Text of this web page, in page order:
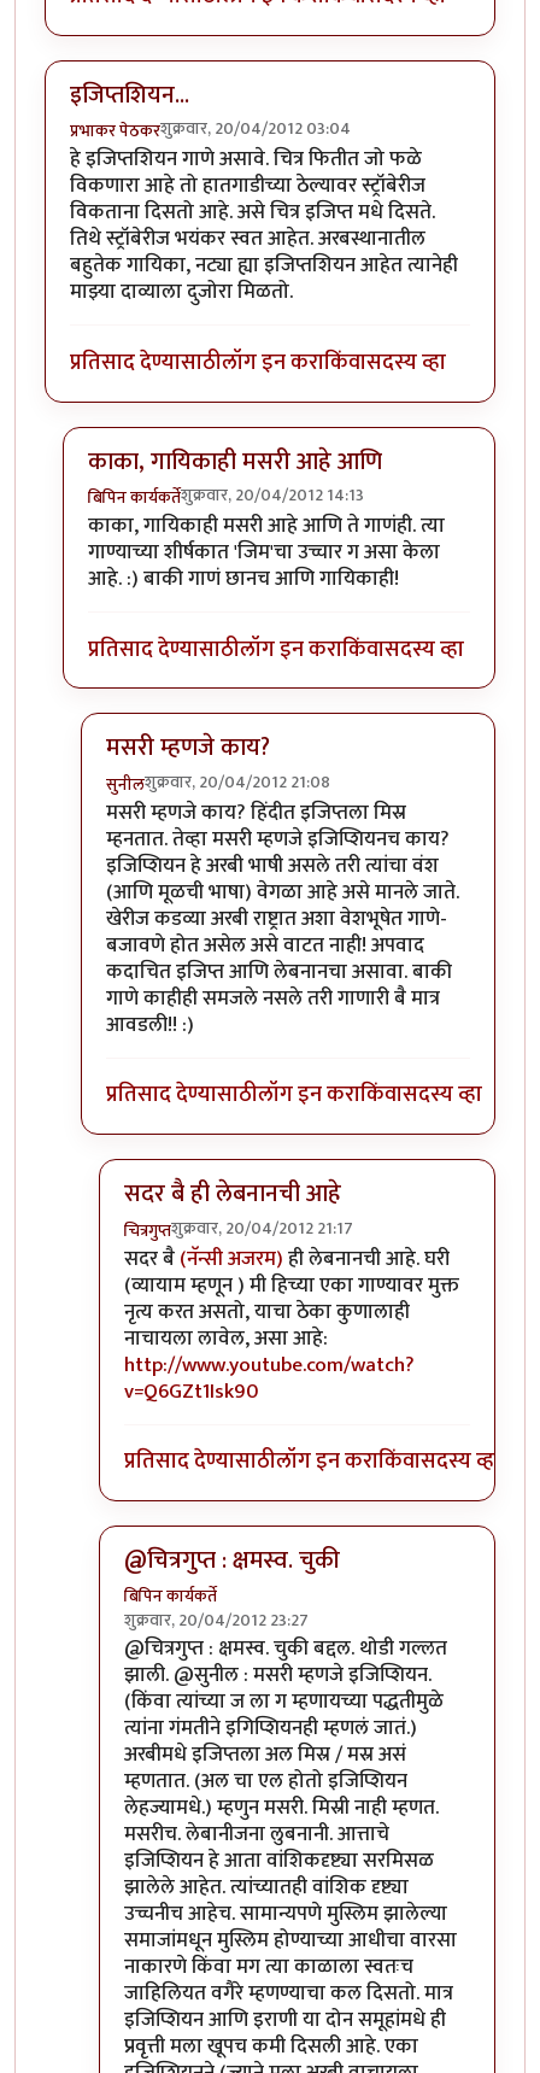
इजिप्तशियन...
प्रभाकर पेठकरशुक्रवार, 20/04/2012 03:04
हे इजिप्तशियन गाणे असावे. चित्र फितीत जो फळे
विकणारा आहे तो हातगाडीच्या ठेल्यावर स्ट्रॉबेरीज
विकताना दिसतो आहे. असे चित्र इजिप्त मधे दिसते.
तिथे स्ट्रॉबेरीज भयंकर स्वत आहेत. अरबस्थानातील
बहुतेक गायिका, नट्या ह्या इजिप्तशियन आहेत त्यानेही
माझ्या दाव्याला दुजोरा मिळतो.
प्रतिसाद देण्यासाठीलॉग इन कराकिंवासदस्य व्हा
काका, गायिकाही मसरी आहे आणि
बिपिन कार्यकर्तेशुक्रवार, 20/04/2012 14:13
In reply toइजिप्तशियन...byप्रभाकर पेठकर
काका, गायिकाही मसरी आहे आणि ते गाणंही. त्या
गाण्याच्या शीर्षकात 'जिम'चा उच्चार ग असा केला
आहे. :) बाकी गाणं छानच आणि गायिकाही!
प्रतिसाद देण्यासाठीलॉग इन कराकिंवासदस्य व्हा
मसरी म्हणजे काय?
सुनीलशुक्रवार, 20/04/2012 21:08
In reply toकाका, गायिकाही मसरी आहे आणि
मसरी म्हणजे काय? हिंदीत इजिप्तला मिस्र
म्हनतात. तेव्हा मसरी म्हणजे इजिप्शियनच काय?
इजिप्शियन हे अरबी भाषी असले तरी त्यांचा वंश
(आणि मूळची भाषा) वेगळा आहे असे मानले जाते.
खेरीज कडव्या अरबी राष्ट्रात अशा वेशभूषेत गाणे-
बजावणे होत असेल असे वाटत नाही! अपवाद
कदाचित इजिप्त आणि लेबनानचा असावा. बाकी
गाणे काहीही समजले नसले तरी गाणारी बै मात्र
आवडली!! :)
प्रतिसाद देण्यासाठीलॉग इन कराकिंवासदस्य व्हा
सदर बै ही लेबनानची आहे
चित्रगुप्तशुक्रवार, 20/04/2012 21:17
In reply toमसरी म्हणजे काय?byसुनील
सदर बै(नॅन्सी अजरम)ही लेबनानची आहे. घरी
(व्यायाम म्हणून ) मी हिच्या एका गाण्यावर मुक्त
नृत्य करत असतो, याचा ठेका कुणालाही
नाचायला लावेल, असा आहे:
http://www.youtube.com/watch?
v=Q6GZt1Isk90
प्रतिसाद देण्यासाठीलॉग इन कराकिंवासदस्य व्हा
@चित्रगुप्त : क्षमस्व. चुकी
बिपिन कार्यकर्ते
शुक्रवार, 20/04/2012 23:27
In reply to मसरी म्हणजे काय?byसुनील
@चित्रगुप्त : क्षमस्व. चुकी बद्दल. थोडी गल्लत
झाली. @सुनील : मसरी म्हणजे इजिप्शियन.
(किंवा त्यांच्या ज ला ग म्हणायच्या पद्धतीमुळे
त्यांना गंमतीने इगिप्शियनही म्हणलं जातं.)
अरबीमधे इजिप्तला अल मिस्र / मस्र असं
म्हणतात. (अल चा एल होतो इजिप्शियन
लेहज्यामधे.) म्हणुन मसरी. मिस्री नाही म्हणत.
मसरीच. लेबानीजना लुबनानी. आत्ताचे
इजिप्शियन हे आता वांशिकदृष्ट्या सरमिसळ
झालेले आहेत. त्यांच्यातही वांशिक दृष्ट्या
उच्चनीच आहेच. सामान्यपणे मुस्लिम झालेल्या
समाजांमधून मुस्लिम होण्याच्या आधीचा वारसा
नाकारणे किंवा मग त्या काळाला स्वतःच
जाहिलियत वगैरे म्हणण्याचा कल दिसतो. मात्र
इजिप्शियन आणि इराणी या दोन समूहांमधे ही
प्रवृत्ती मला खूपच कमी दिसली आहे. एका